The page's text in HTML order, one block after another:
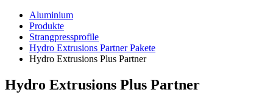
Aluminium
Produkte
Strangpressprofile
Hydro Extrusions Partner Pakete
Hydro Extrusions Plus Partner
Hydro Extrusions Plus Partner